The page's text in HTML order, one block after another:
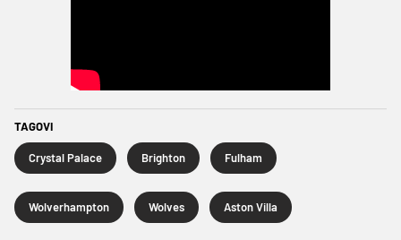
TAGOVI
Crystal Palace Brighton Fulham
Wolverhampton Wolves Aston Villa